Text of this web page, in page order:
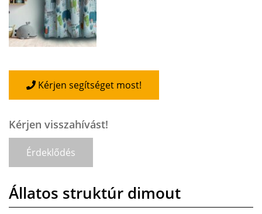
Kérjen segítséget most!
Kérjen visszahívást!
Érdeklődés
Állatos struktúr dimout